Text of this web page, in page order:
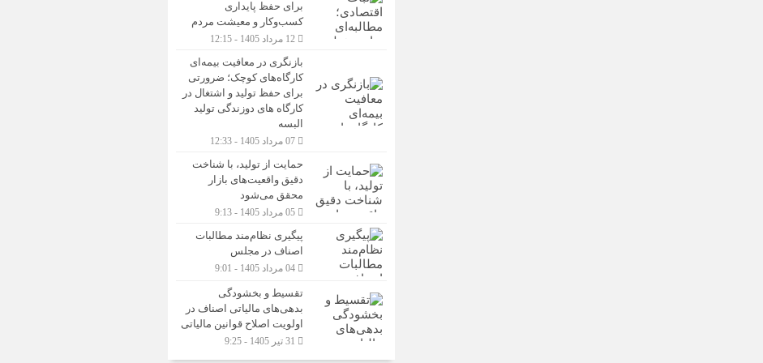
برای حفظ پایداری
کسب‌وکار و معیشت مردم
بازنگری در معافیت بیمه‌ای
کارگاه‌های کوچک؛ ضرورتی
برای حفظ تولید و اشتغال در
کارگاه های دوزندگی تولید
البسه
حمایت از تولید، با شناخت
دقیق واقعیت‌های بازار
محقق می‌شود
پیگیری نظام‌مند مطالبات
اصناف در مجلس
تقسیط و بخشودگی
بدهی‌های مالیاتی اصناف در
اولویت اصلاح قوانین مالیاتی